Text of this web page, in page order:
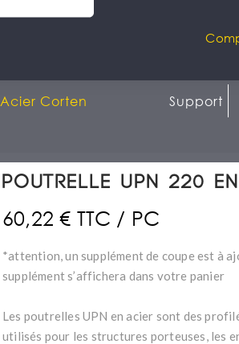
Acier Corten Support
Poutrelle UPN 220
60,22 € TTC / PC
*attention, un supplément de coupe est à
supplément s’affichera dans votre panier
Les poutrelles UPN en acier sont des
utilisés pour les structures porteuses, les